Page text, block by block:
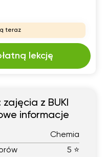
teraz
lekcję
z BUKI
informacje
Chemia
5 ⭐